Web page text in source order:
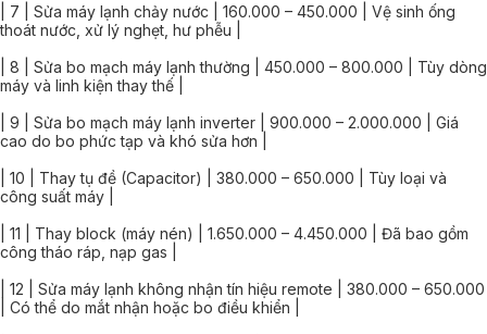
| 7 | Sửa máy lạnh chảy nước | 160.000 – 450.000 | Vệ sinh ống
thoát nước, xử lý nghẹt, hư phễu |
| 8 | Sửa bo mạch máy lạnh thường | 450.000 – 800.000 | Tùy dòng
máy và linh kiện thay thế |
| 9 | Sửa bo mạch máy lạnh inverter | 900.000 – 2.000.000 | Giá
cao do bo phức tạp và khó sửa hơn |
| 10 | Thay tụ đề (Capacitor) | 380.000 – 650.000 | Tùy loại và
công suất máy |
| 11 | Thay block (máy nén) | 1.650.000 – 4.450.000 | Đã bao gồm
công tháo ráp, nạp gas |
| 12 | Sửa máy lạnh không nhận tín hiệu remote | 380.000 – 650.000
| Có thể do mắt nhận hoặc bo điều khiển |